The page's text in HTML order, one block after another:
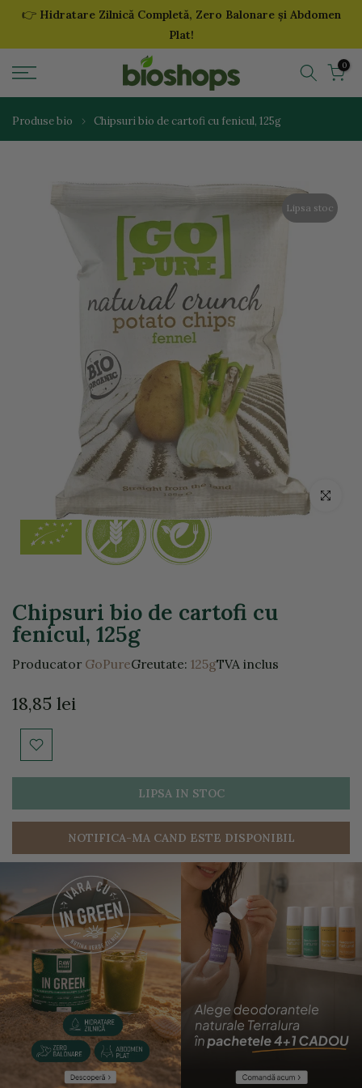
Sari
👉 Hidratare Zilnică Completă, Zero Balonare și Abdomen
Plat!
0
Produse bio Chipsuri bio de cartofi cu fenicul, 125g
Lipsa stoc
Click
Chipsuri bio de cartofi cu
fenicul, 125g
Producator GoPureGreutate: 125gTVA inclus
18,85 lei
LIPSA IN STOC
NOTIFICA-MA CAND ESTE DISPONIBIL